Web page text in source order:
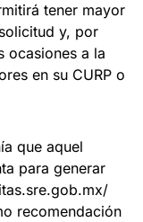
tener mayor
y, por
ocasiones a la
en su CURP o
que aquel
para generar
recomendación